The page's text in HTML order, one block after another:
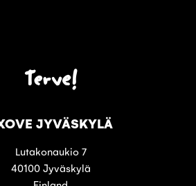
Terve!
JYVÄSKYLÄ
Lutakonaukio 7
40100 Jyväskylä